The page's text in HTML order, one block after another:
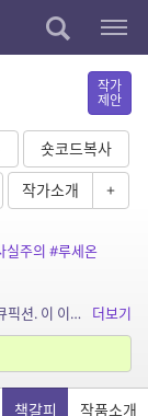
작가
제안
숏코드복사
작가소개 +
실주의 #루세온
소개: 좀비 바이러스 루세온. 기록물로만 전개되는 다큐픽션. 이 이야기는 픽션이며 등장하는 인물, 단체, 사건은 실제와 어떠한 관련도 없음을 밝힙니다.
더보기
책갈피 작품소개